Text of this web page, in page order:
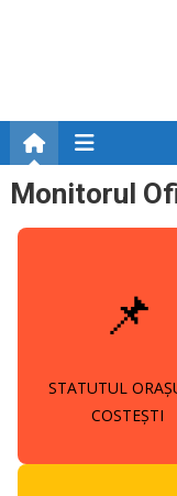
Monitorul
📌
STATUTUL
COSTEȘTI